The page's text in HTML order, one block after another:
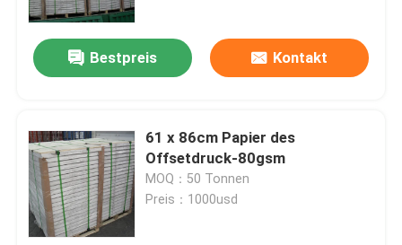
Bestpreis Kontakt
61 x 86cm Papier des
Offsetdruck-80gsm
MOQ：50 Tonnen
Preis：1000usd